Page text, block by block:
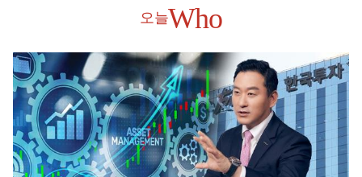
트릭, 산일전기, 대한전선 등은 모두 5년 동안 영업이익이 지속
해서 상승했다.국내외 산업계 등에서는 재생에너지 관련 투자
생에너지 관련 사업이 초기 투자비용이 많이 드는 반면 회수 기
간이 길고 투자수익률이 떨어질 수 있다는 것이다.일례로 로이
터를 비롯한 주요 외신 보도를 보면 올해 초 글로벌 에너지기업
BP가 재생에너지에서 기존 석유와 가스 투자에 우선순위를 두
는 방향으로 선회한다는 방침을 발표하면서 그 이유로 수익성
을 꼽았다. 쉘 역시 최근 유럽 풍력과 태양광 사업 매각 계획을
내놓으면서 석유와 가스 중심 전략으로 돌아섰다.이와 관련해
김선규 기후솔루션 전력시장계통팀 연구원은 비즈니스포스트
오늘Who